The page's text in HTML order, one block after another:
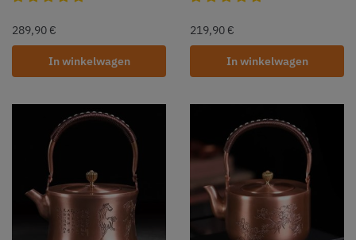
289,90 €
In winkelwagen
219,90 €
In winkelwagen